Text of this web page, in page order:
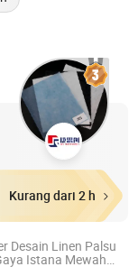
Kurang dari 2 h
Desain Linen Palsu
Istana Mewah